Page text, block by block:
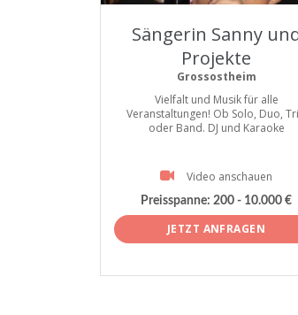
Sängerin Sanny
Projekte
Grossostheim
Vielfalt und Musik für alle
Veranstaltungen! Ob Solo, Duo,
oder Band. DJ und Karaoke
Video anschauen
Preisspanne: 200 - 10.000 €
JETZT ANFRAGEN